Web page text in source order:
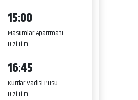
15:00
Masumlar Apartmanı
Dizi Film
16:45
Kurtlar Vadisi Pusu
Dizi Film